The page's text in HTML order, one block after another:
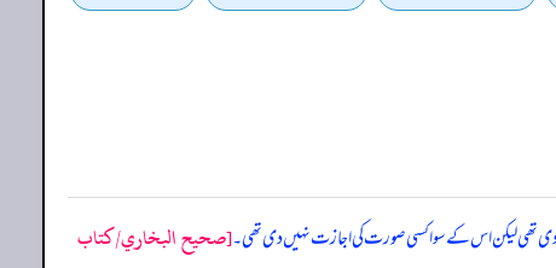
دی تھی لیکن اس کے سوا کسی صورت کی اجازت نہیں دی تھی۔[صحيح البخاري/كتاب